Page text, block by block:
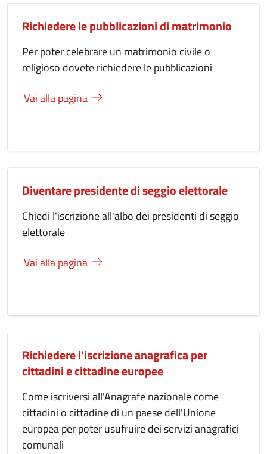
Richiedere le pubblicazioni di matrimonio
Per poter celebrare un matrimonio civile o
religioso dovete richiedere le pubblicazioni
Vai alla pagina
Diventare presidente di seggio elettorale
Chiedi l'iscrizione all'albo dei presidenti di seggio
elettorale
Vai alla pagina
Richiedere l'iscrizione anagrafica per
cittadini e cittadine europee
Come iscriversi all'Anagrafe nazionale come
cittadini o cittadine di un paese dell'Unione
europea per poter usufruire dei servizi anagrafici
comunali